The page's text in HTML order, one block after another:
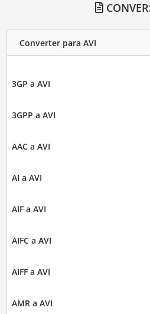
Converter para AVI
3GP a AVI
3GPP a AVI
AAC a AVI
AI a AVI
AIF a AVI
AIFC a AVI
AIFF a AVI
AMR a AVI